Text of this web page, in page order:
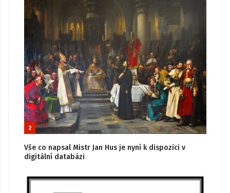
2
Vše co napsal Mistr Jan Hus je nyní k dispozici v
digitální databázi